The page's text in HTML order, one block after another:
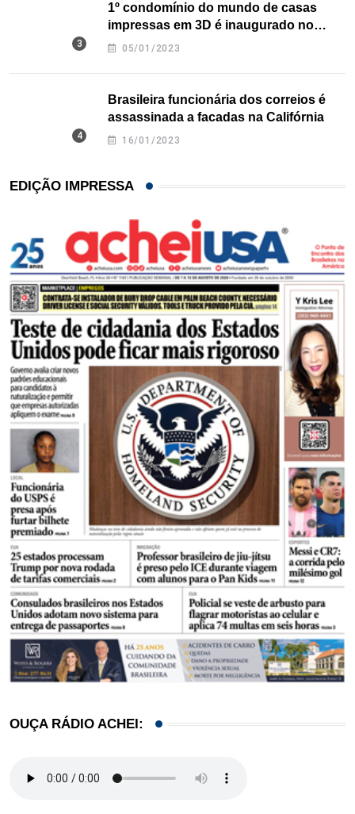
1º condomínio do mundo de casas
impressas em 3D é inaugurado no
Texas
05/01/2023
Brasileira funcionária dos correios é
assassinada a facadas na Califórnia
16/01/2023
EDIÇÃO IMPRESSA
OUÇA RÁDIO ACHEI: